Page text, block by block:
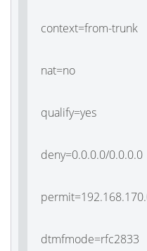
context=from-trunk
nat=no
qualify=yes
deny=0.0.0.0/0.0.0.0
dtmfmode=rfc2833